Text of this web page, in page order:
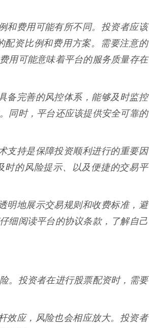
和费用可能有所不同。投资者应该
配资比例和费用方案。需要注意的
用可能意味着平台的服务质量存在
备完善的风控体系，能够及时监控
同时，平台还应该提供安全可靠的
支持是保障投资顺利进行的重要因
时的风险提示、以及便捷的交易平
明地展示交易规则和收费标准，避
细阅读平台的协议条款，了解自己
。投资者在进行股票配资时，需要
效应，风险也会相应放大。投资者